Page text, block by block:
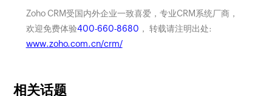
Zoho CRM受国内外企业一致喜爱，专业CRM系统厂商，
欢迎免费体验400-660-8680 ， 转载请注明出处:
www.zoho.com.cn/crm/
相关话题